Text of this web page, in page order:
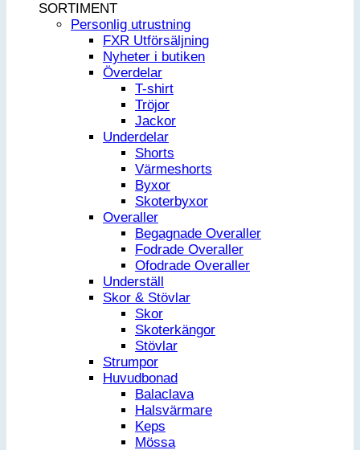
SORTIMENT
Personlig utrustning
FXR Utförsäljning
Nyheter i butiken
Överdelar
T-shirt
Tröjor
Jackor
Underdelar
Shorts
Värmeshorts
Byxor
Skoterbyxor
Overaller
Begagnade Overaller
Fodrade Overaller
Ofodrade Overaller
Underställ
Skor & Stövlar
Skor
Skoterkängor
Stövlar
Strumpor
Huvudbonad
Balaclava
Halsvärmare
Keps
Mössa